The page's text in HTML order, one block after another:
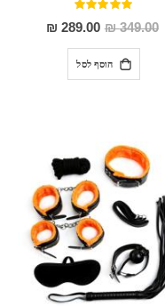
דירוג:
100%
349.00 ₪
מחיר
מבצע
289.00 ₪
הוסף לסל